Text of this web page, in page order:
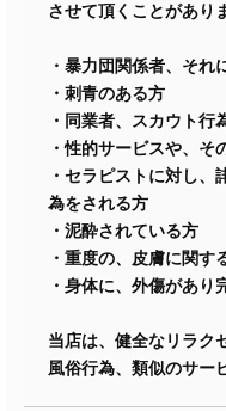
させて頂くことがあり
・暴力団関係者、それ
・刺青のある方
・同業者、スカウト行
・性的サービスや、そ
・セラピストに対し
為をされる方
・泥酔されている方
・重度の、皮膚に関す
・身体に、外傷があり
当店は、健全なリラク
風俗行為、類似のサー